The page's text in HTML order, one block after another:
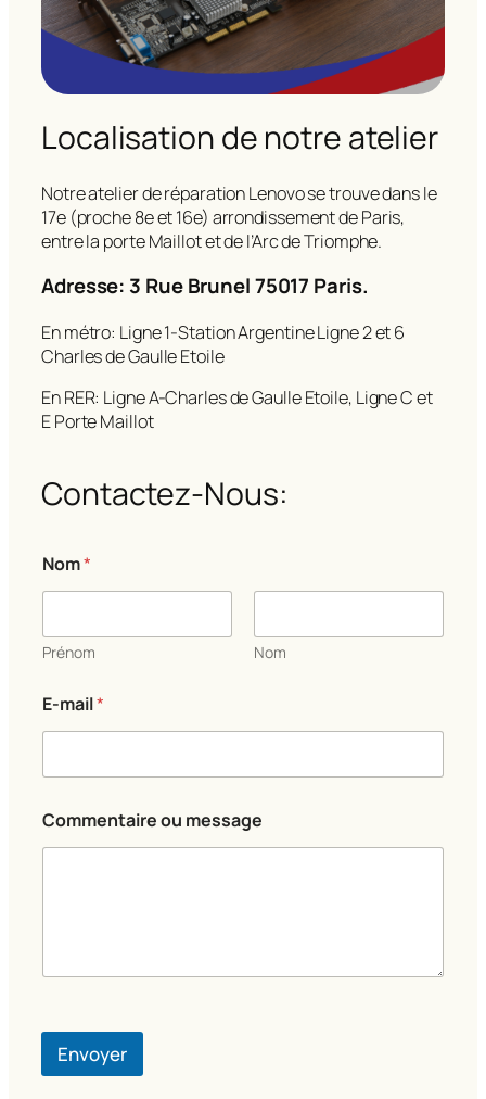
Localisation de notre atelier
Notre atelier de réparation Lenovo se trouve dans le
17e (proche 8e et 16e) arrondissement de Paris,
entre la porte Maillot et de l’Arc de Triomphe.
Adresse: 3 Rue Brunel 75017 Paris.
En métro: Ligne 1-Station Argentine Ligne 2 et 6
Charles de Gaulle Etoile
En RER: Ligne A-Charles de Gaulle Etoile, Ligne C et
E Porte Maillot
Contactez-Nous:
o
m
e
n
a
i
r
*
Nom*
Prénom Nom
E-mail*
Commentaire ou message
Envoyer